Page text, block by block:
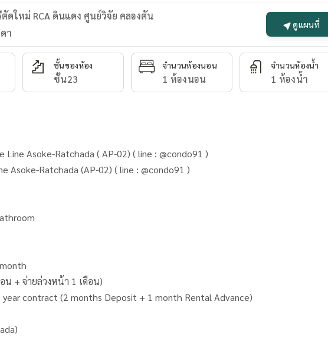
ดใหม่ RCA ดินแดง ศูนย์วิจัย คลองตัน
า
ดูแผนที่
ชั้นของห้อง
ชั้น23
จำนวนห้องนอน
1 ห้องนอน
จำนวนห้องน้ำ
1 ห้องน้ำ
✨Condo for Rent : The Line Asoke-Ratchada ( AP-02) ( line : @condo91 )
Asoke-Ratchada (AP-02) ( line : @condo91 )
+ จ่ายล่วงหน้า 1 เดือน)
year contract (2 months Deposit + 1 month Rental Advance)